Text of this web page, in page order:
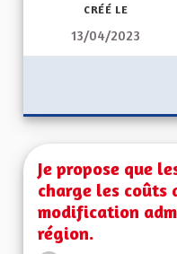
CRÉÉ LE
13/04/2023
Je propose que
charge les coûts
modification
région.